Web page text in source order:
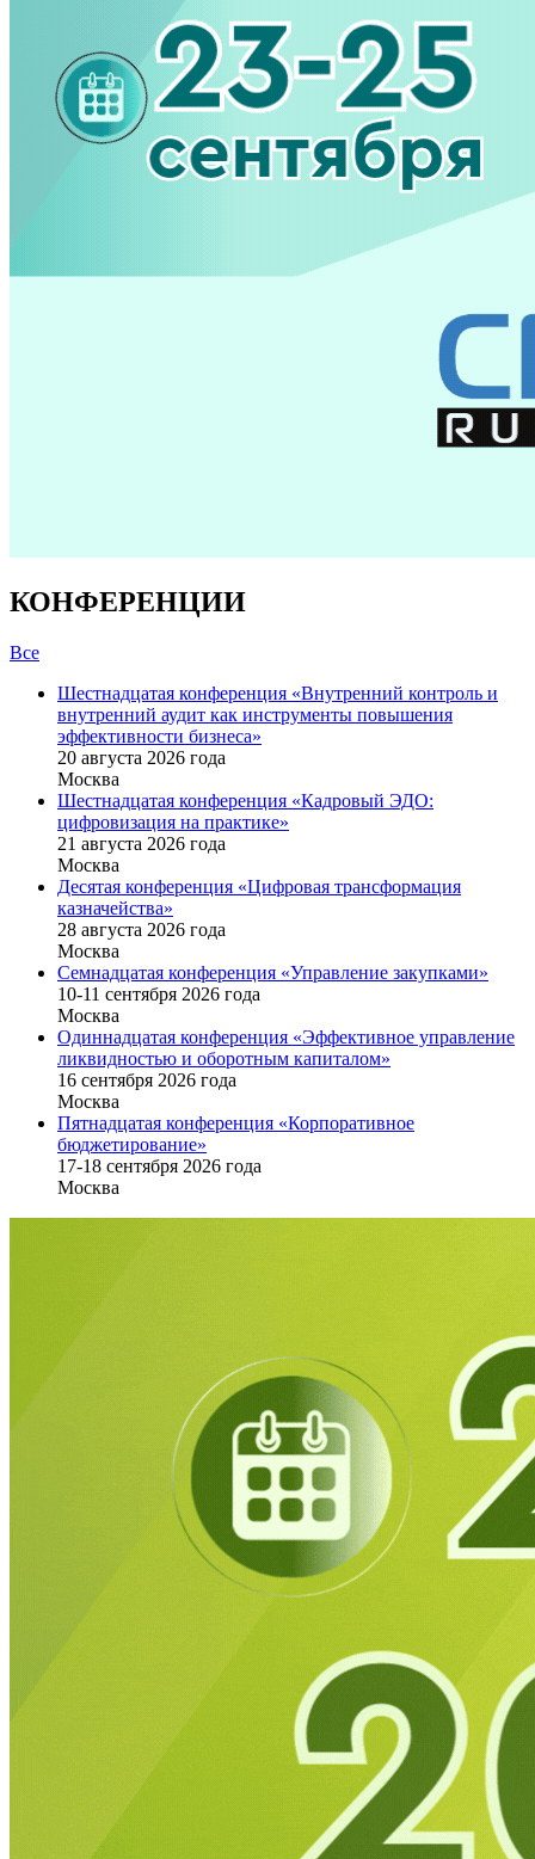
КОНФЕРЕНЦИИ
Все
Шестнадцатая конференция «Внутренний контроль и
внутренний аудит как инструменты повышения
эффективности бизнеса»
20 августа 2026 года
Москва
Шестнадцатая конференция «Кадровый ЭДО:
цифровизация на практике»
21 августа 2026 года
Москва
Десятая конференция «Цифровая трансформация
казначейства»
28 августа 2026 года
Москва
Семнадцатая конференция «Управление закупками»
10-11 сентября 2026 года
Москва
Одиннадцатая конференция «Эффективное управление
ликвидностью и оборотным капиталом»
16 cентября 2026 года
Москва
Пятнадцатая конференция «Корпоративное
бюджетирование»
17-18 сентября 2026 года
Москва